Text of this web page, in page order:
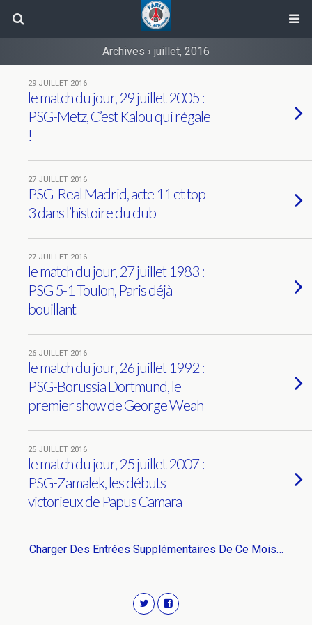
Archives › juillet, 2016
29 JUILLET 2016
le match du jour, 29 juillet 2005 :
PSG-Metz, C’est Kalou qui régale
!
27 JUILLET 2016
PSG-Real Madrid, acte 11 et top
3 dans l’histoire du club
27 JUILLET 2016
le match du jour, 27 juillet 1983 :
PSG 5-1 Toulon, Paris déjà
bouillant
26 JUILLET 2016
le match du jour, 26 juillet 1992 :
PSG-Borussia Dortmund, le
premier show de George Weah
25 JUILLET 2016
le match du jour, 25 juillet 2007 :
PSG-Zamalek, les débuts
victorieux de Papus Camara
Charger Des Entrées Supplémentaires De Ce Mois…